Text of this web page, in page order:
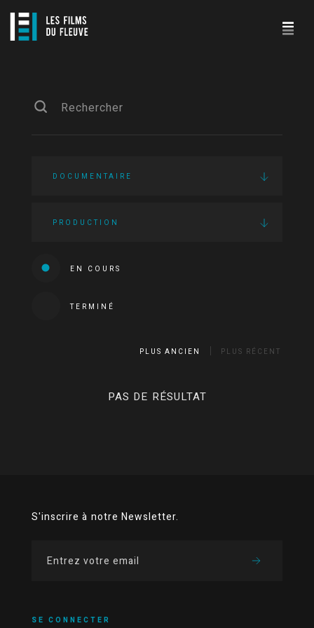
DOCUMENTAIRE
PRODUCTION
EN COURS
TERMINÉ
PLUS ANCIEN PLUS RÉCENT
PAS DE RÉSULTAT
S'inscrire à notre Newsletter.
SE CONNECTER